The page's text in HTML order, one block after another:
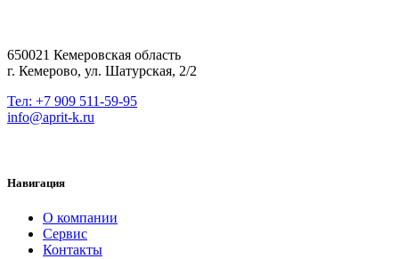
650021 Кемеровская область
г. Кемерово, ул. Шатурская, 2/2
Тел: +7 909 511-59-95
info@aprit-k.ru
Навигация
О компании
Сервис
Контакты